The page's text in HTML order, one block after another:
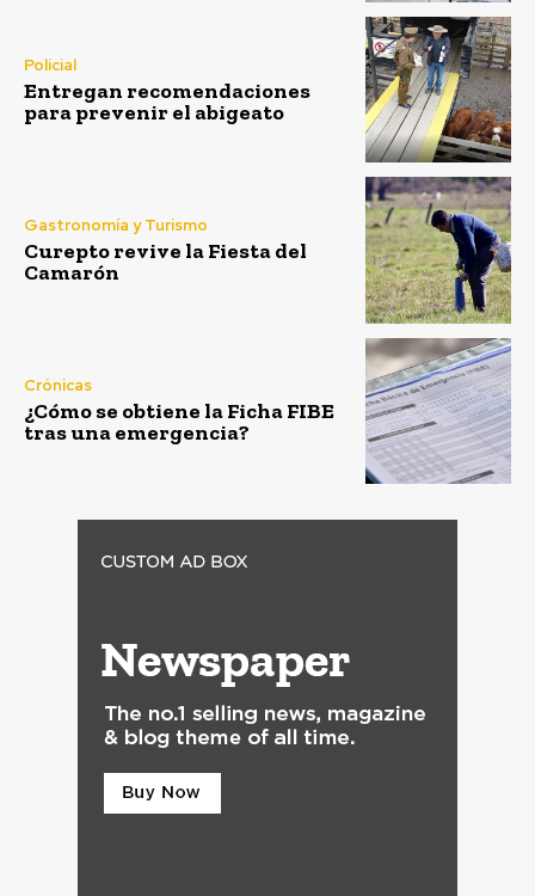
Policial
Entregan recomendaciones
para prevenir el abigeato
Gastronomía y Turismo
Curepto revive la Fiesta del
Camarón
Crónicas
¿Cómo se obtiene la Ficha FIBE
tras una emergencia?